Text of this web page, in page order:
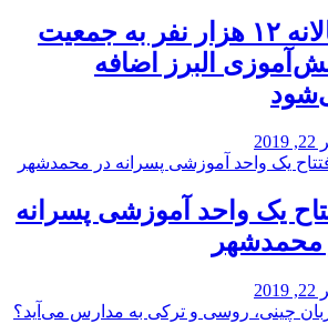
️سالانه ۱۲ هزار نفر به جمعیت
البرز اضافه
یک واحد آموزشی پسرانه
محمدشهر